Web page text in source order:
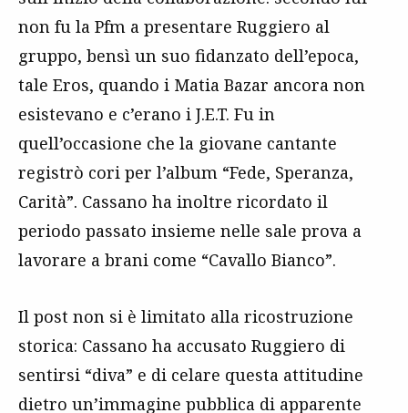
non fu la Pfm a presentare Ruggiero al
gruppo, bensì un suo fidanzato dell’epoca,
tale Eros, quando i Matia Bazar ancora non
esistevano e c’erano i J.E.T. Fu in
quell’occasione che la giovane cantante
registrò cori per l’album “Fede, Speranza,
Carità”. Cassano ha inoltre ricordato il
periodo passato insieme nelle sale prova a
lavorare a brani come “Cavallo Bianco”.
Il post non si è limitato alla ricostruzione
storica: Cassano ha accusato Ruggiero di
sentirsi “diva” e di celare questa attitudine
dietro un’immagine pubblica di apparente